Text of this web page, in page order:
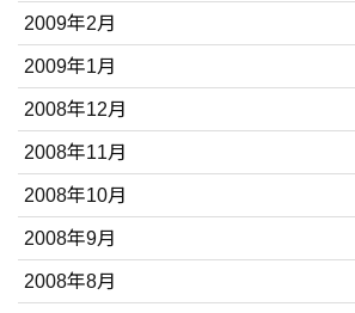
2009年2月
2009年1月
2008年12月
2008年11月
2008年10月
2008年9月
2008年8月